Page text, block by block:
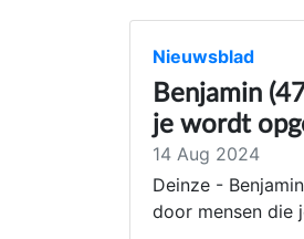
Nieuwsblad
Benjamin
je wordt
14 Aug 2024
Deinze -
door mensen die